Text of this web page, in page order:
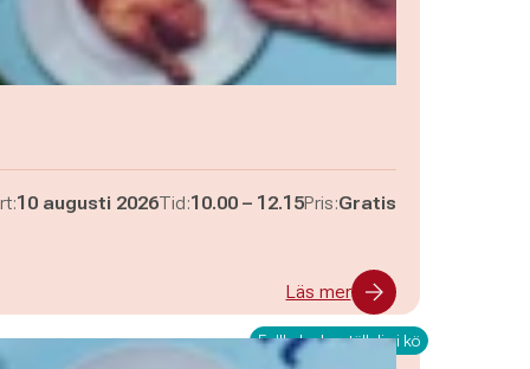
10 augusti 2026Tid:Pågår mellan
10.00 – och
12.15Pris:Gratis
Läs mer
Fullbokad – ställ dig i kö